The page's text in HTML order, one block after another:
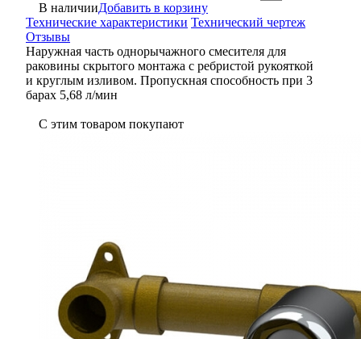
В наличииДобавить в корзину
Технические характеристики Технический чертеж
Отзывы
Наружная часть однорычажного смесителя для
раковины скрытого монтажа с ребристой рукояткой
и круглым изливом. Пропускная способность при 3
барах 5,68 л/мин
С этим товаром покупают